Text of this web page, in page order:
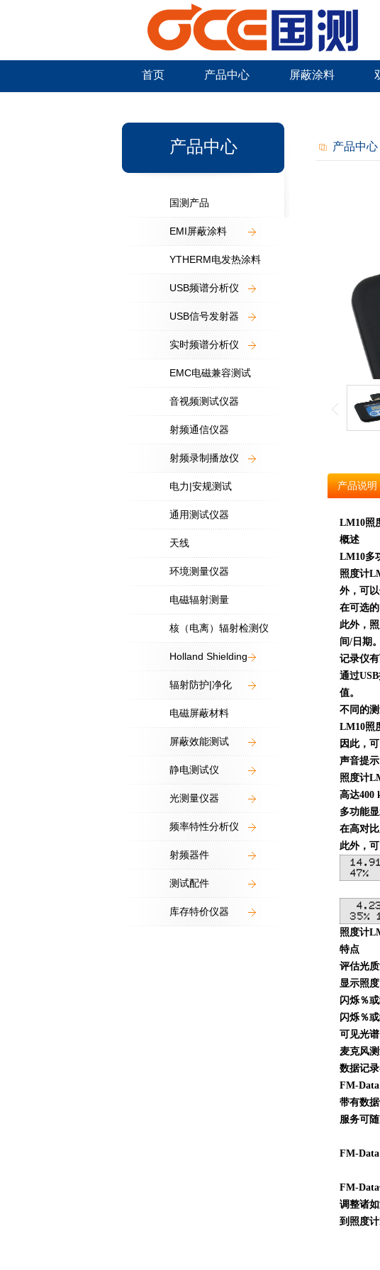
首页 产品中心 屏蔽涂料
产品中心
国测产品
EMI屏蔽涂料
YTHERM电发热涂料
USB频谱分析仪
USB信号发射器
实时频谱分析仪
EMC电磁兼容测试
音视频测试仪器
射频通信仪器
射频录制播放仪
电力|安规测试
通用测试仪器
天线
环境测量仪器
电磁辐射测量
核（电离）辐射检测仪
Holland Shielding
辐射防护|净化
电磁屏蔽材料
屏蔽效能测试
静电测试仪
光测量仪器
频率特性分析仪
射频器件
测试配件
库存特价仪器
产品中心
产品说明
LM10照
概述
LM10多
照度计
外，可
在可选
此外，
间/ 日期。
记录仪
通过USB
值。
不同的
LM10照
因此，
声音提示
照度计
高达400
多功能
在高对
此外，
照度计
特点
评估光
显示照度
闪烁％
闪烁％
可见光
麦克风
数据记
FM-Data
带有数
服务可
FM-Data
FM-Data
调整诸
到照度计